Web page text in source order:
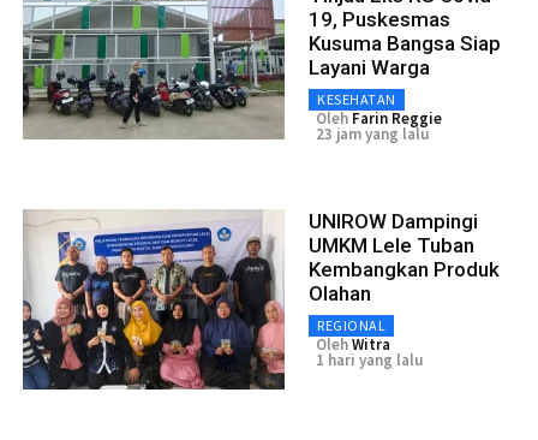
19, Puskesmas
Kusuma Bangsa Siap
Layani Warga
KESEHATAN
Oleh Farin Reggie
23 jam yang lalu
UNIROW Dampingi
UMKM Lele Tuban
Kembangkan Produk
Olahan
REGIONAL
OlehWitra
1 hari yang lalu